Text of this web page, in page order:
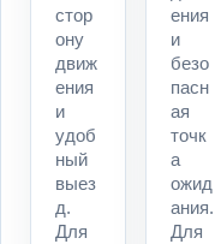
стор
ону
движ
ения
и
удоб
ный
выез
д.
Для
ения
и
безо
пасн
ая
точк
а
ожид
ания.
Для